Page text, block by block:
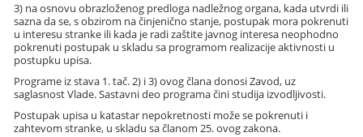
3) na osnovu obrazloženog predloga nadležnog organa, kada utvrdi ili
sazna da se, s obzirom na činjenično stanje, postupak mora pokrenuti
u interesu stranke ili kada je radi zaštite javnog interesa neophodno
pokrenuti postupak u skladu sa programom realizacije aktivnosti u
postupku upisa.
Programe iz stava 1. tač. 2) i 3) ovog člana donosi Zavod, uz
saglasnost Vlade. Sastavni deo programa čini studija izvodljivosti.
Postupak upisa u katastar nepokretnosti može se pokrenuti i
zahtevom stranke, u skladu sa članom 25. ovog zakona.